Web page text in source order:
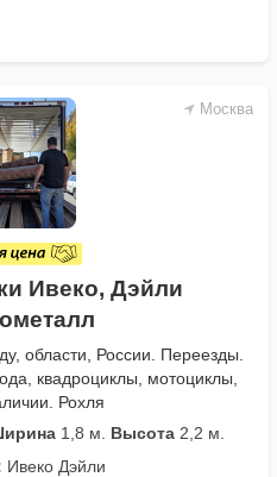
Москва
Ивеко, Дэйли
области, России. Переезды.
квадроциклы, мотоциклы,
Рохля
1,8 м. Высота 2,2 м.
Ивеко Дэйли